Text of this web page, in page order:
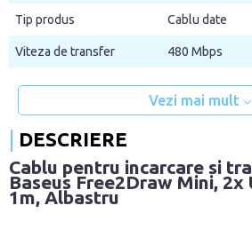
Tip produs Cablu date
Viteza de transfer 480 Mbps
Vezi mai mult
DESCRIERE
Cablu pentru incarcare si
Baseus Free2Draw Mini, 2x
1m, Albastru